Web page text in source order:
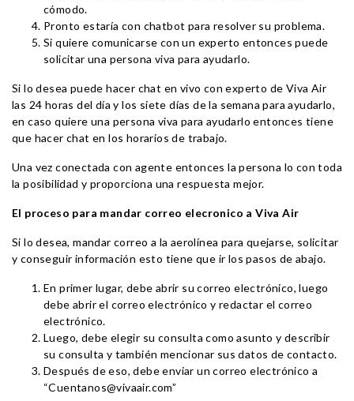
cómodo.
Pronto estaría con chatbot para resolver su problema.
Si quiere comunicarse con un experto entonces puede
solicitar una persona viva para ayudarlo.
Si lo desea puede hacer chat en vivo con experto de Viva Air
las 24 horas del día y los siete días de la semana para ayudarlo,
en caso quiere una persona viva para ayudarlo entonces tiene
que hacer chat en los horarios de trabajo.
Una vez conectada con agente entonces la persona lo con toda
la posibilidad y proporciona una respuesta mejor.
El proceso para mandar correo elecronico a Viva Air
Si lo desea, mandar correo a la aerolínea para quejarse, solicitar
y conseguir información esto tiene que ir los pasos de abajo.
En primer lugar, debe abrir su correo electrónico, luego
debe abrir el correo electrónico y redactar el correo
electrónico.
Luego, debe elegir su consulta como asunto y describir
su consulta y también mencionar sus datos de contacto.
Después de eso, debe enviar un correo electrónico a
“Cuentanos@vivaair.com”